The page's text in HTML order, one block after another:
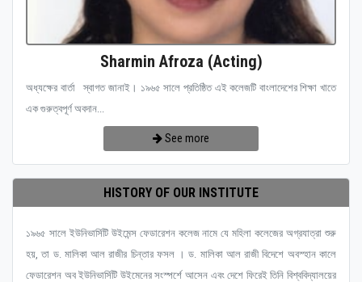
Sharmin Afroza (Acting)
অধ্যক্ষের বার্তা স্বাগত জানাই। ১৯৬৫ সালে প্রতিষ্ঠিত এই কলেজটি বাংলাদেশের শিক্ষা খাতে
এক গুরুত্বপূর্ণ অবদান...
See more
HISTORY OF OUR INSTITUTE
১৯৬৫ সালে ইউনিভার্সিটি উইমেন্স ফেডারেশন কলেজ নামে যে মহিলা কলেজের অগ্রযাত্রা শুরু
হয়, তা ড. মালিকা আল রাজীর চিন্তার ফসল । ড. মালিকা আল রাজী বিদেশে অবস্হান কালে
ফেডারেশন অব ইউনিভার্সিটি উইমেনের সংস্পর্শে আসেন এবং দেশে ফিরেই তিনি বিশ্ববিদ্যালয়ের